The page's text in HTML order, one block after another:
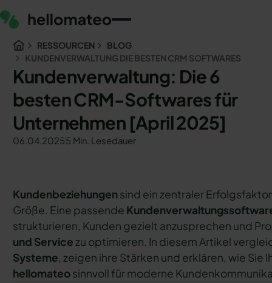
RESSOURCEN
BLOG
KUNDENVERWALTUNG DIE BESTEN CRM SOFTWARES
Kundenverwaltung: Die 6
besten CRM-Softwares für
Unternehmen [April 2025]
06.04.20255 Min. Lesedauer
Kundenbeziehungensind ein zentraler
Größe. Eine passende
strukturieren, Kunden gezielt anzusprechen und
und Service zu optimieren. In diesem Artikel
Systeme, zeigen ihre Stärken und erklären, wie Sie
hellomateosinnvoll für moderne